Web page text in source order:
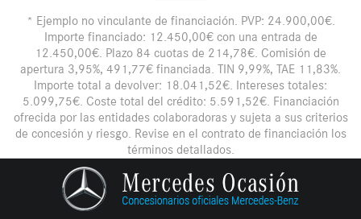
* Ejemplo no vinculante de financiación. PVP: 24.900,00€.
Importe financiado: 12.450,00€ con una entrada de
12.450,00€. Plazo 84 cuotas de 214,78€. Comisión de
apertura 3,95%, 491,77€ financiada. TIN 9,99%, TAE 11,83%.
Importe total a devolver: 18.041,52€. Intereses totales:
5.099,75€. Coste total del crédito: 5.591,52€. Financiación
ofrecida por las entidades colaboradoras y sujeta a sus criterios
de concesión y riesgo. Revise en el contrato de financiación los
términos detallados.